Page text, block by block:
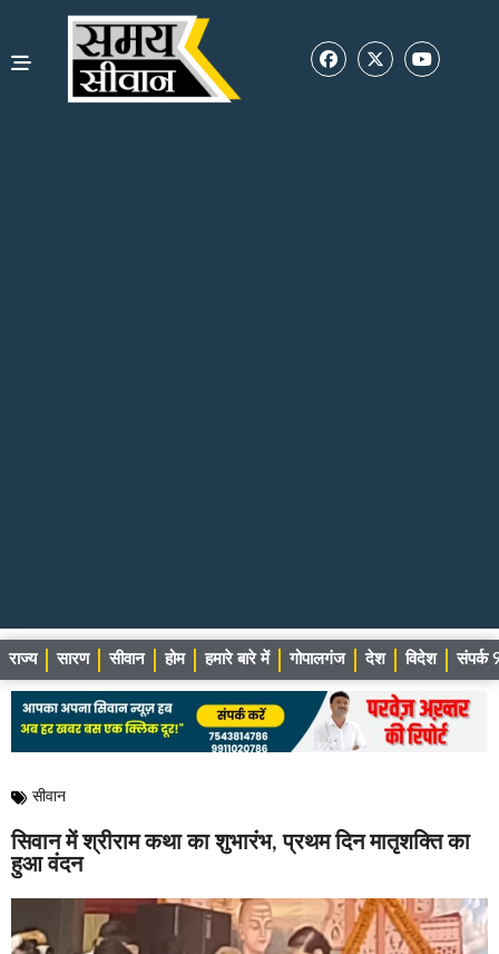
राज्य सारण सीवान होम हमारे बारे में गोपालगंज देश विदेश संपर्क
सीवान
सिवान में श्रीराम कथा का शुभारंभ, प्रथम दिन मातृशक्ति का
हुआ वंदन